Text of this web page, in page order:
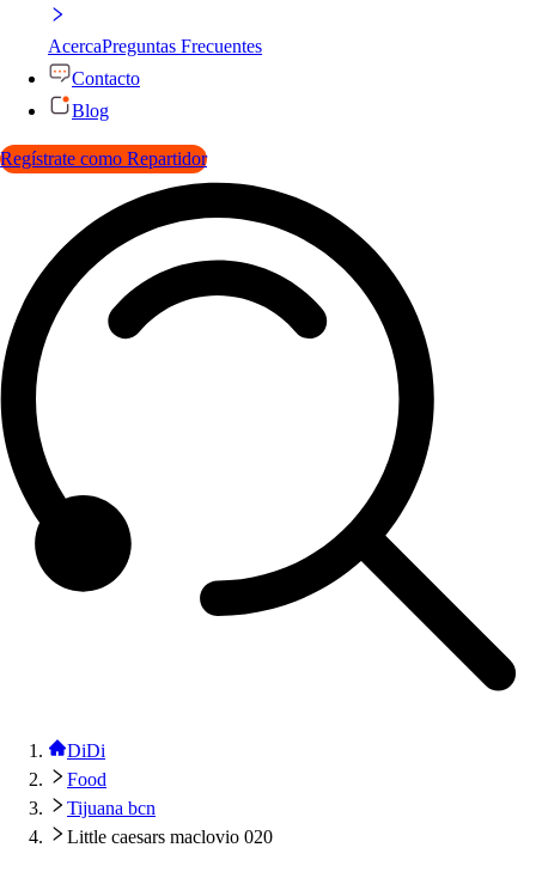
AcercaPreguntas Frecuentes
Contacto
Blog
Regístrate como Repartidor
DiDi
Food
Tijuana bcn
Little caesars maclovio 020